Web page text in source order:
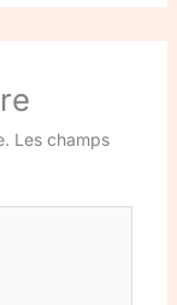
Les champs